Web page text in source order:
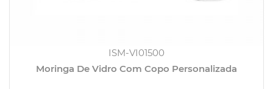
ISM-VI01500
Moringa De Vidro Com Copo Personalizada